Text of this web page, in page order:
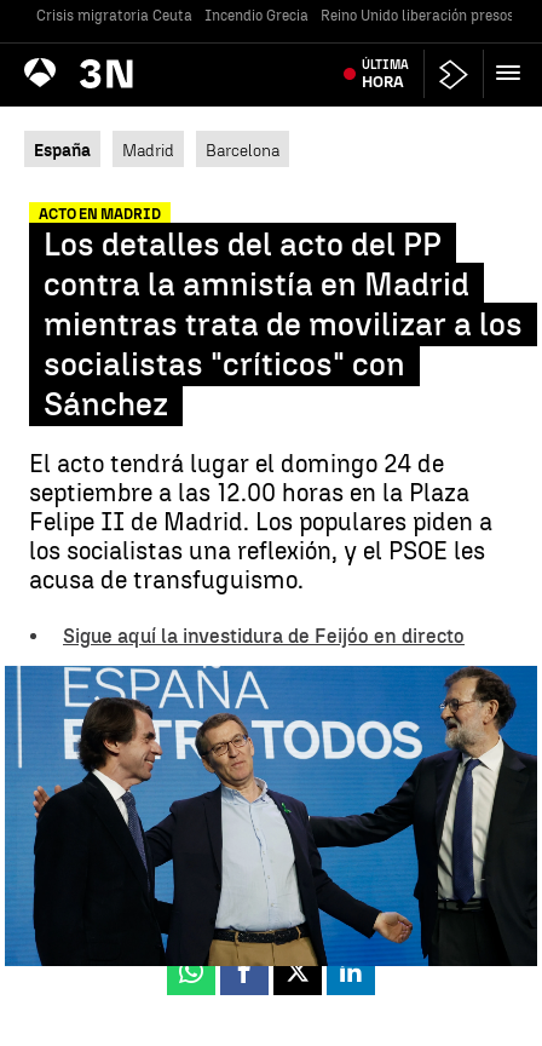
Crisis migratoria Ceuta Incendio Grecia Reino Unido liberación presos
Antena
3 Noticias ÚLTIMA
HORA
España Madrid Barcelona
ACTO EN MADRID
Los detalles del acto del PP
contra la amnistía en Madrid
mientras trata de movilizar a los
socialistas "críticos" con
Sánchez
El acto tendrá lugar el domingo 24 de
septiembre a las 12.00 horas en la Plaza
Felipe II de Madrid. Los populares piden a
los socialistas una reflexión, y el PSOE les
acusa de transfuguismo.
Sigue aquí la investidura de Feijóo en directo
Los detalles del acto del PP contra la amnistía en Madrid |Alicia
Plaza
Rosario Miñano
23 de septiembre de 2023, 18:48
22 de septiembre de 2023, 17:21
Whatsapp
Facebook
X Linkedin